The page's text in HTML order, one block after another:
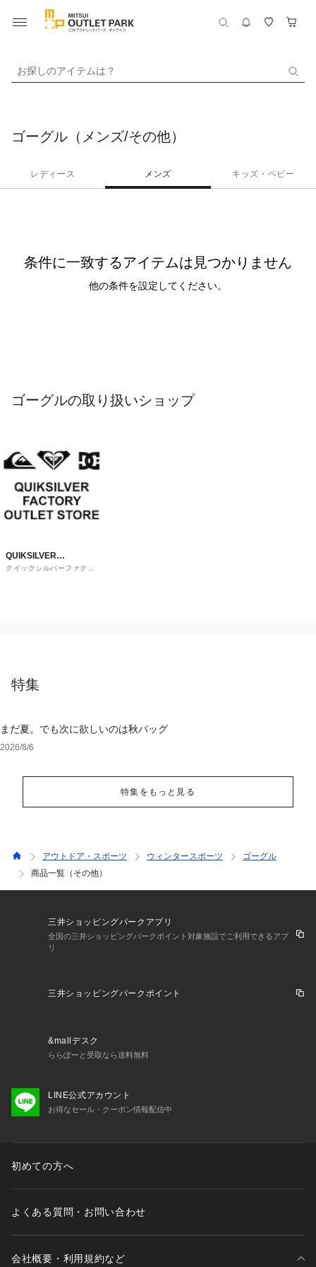
お探しのアイテムは？
ゴーグル（メンズ/その他）
レディース メンズ キッズ・ベビー
条件に一致するアイテムは見つかりません
他の条件を設定してください。
ゴーグルの取り扱いショップ
QUIKSILVER
FACTORY OUTLET
クイックシルバーファクト
特集
まだ夏。でも次に欲しいのは秋バッグ
2026/8/6
特集をもっと見る
アウトドア・スポーツ ウィンタースポーツ
ゴーグル
商品一覧（その他）
三井ショッピングパークアプリ
全国の三井ショッピングパークポイント対象施設でご利用できるアプ
リ
三井ショッピングパークポイント
&mallデスク
ららぽーと受取なら送料無料
LINE公式アカウント
お得なセール・クーポン情報配信中
初めての方へ
よくある質問・お問い合わせ
会社概要・利用規約など